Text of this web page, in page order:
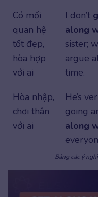
Có mối
quan hệ
tốt đẹp,
hòa hợp
với ai
I don’t
along
sister;
argue
time.
Hòa nhập,
chơi thân
với ai
He’s
going
along
Bảng các ý